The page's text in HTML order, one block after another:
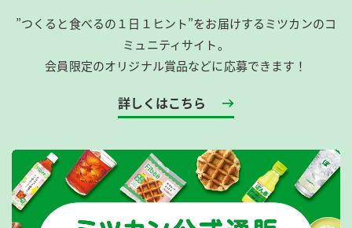
”つくると食べるの１日１ヒント”をお届けするミツカンのコ
ミュニティサイト。
会員限定のオリジナル賞品などに応募できます！
詳しくはこちら